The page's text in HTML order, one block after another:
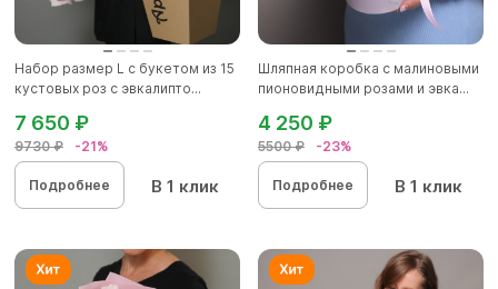
Набор размер L с букетом из 15
кустовых роз с эвкалипто...
9730 ₽ -21%
7 650 ₽
Подробнее В 1 клик
Шляпная коробка с малиновыми
пионовидными розами и эвка...
5500 ₽ -23%
4 250 ₽
Подробнее В 1 клик